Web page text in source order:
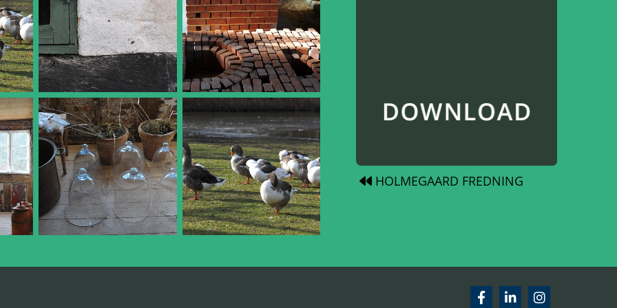
HOLMEGAARD FREDNING